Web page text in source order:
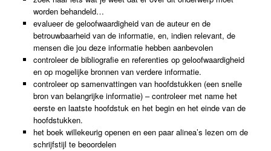
worden behandeld…
evalueer de geloofwaardigheid van de auteur en de
betrouwbaarheid van de informatie, en, indien relevant, de
mensen die jou deze informatie hebben aanbevolen
controleer de bibliografie en referenties op geloofwaardigheid
en op mogelijke bronnen van verdere informatie.
controleer op samenvattingen van hoofdstukken (een snelle
bron van belangrijke informatie) – controleer met name het
eerste en laatste hoofdstuk en het begin en het einde van de
hoofdstukken.
het boek willekeurig openen en een paar alinea’s lezen om de
schrijfstijl te beoordelen